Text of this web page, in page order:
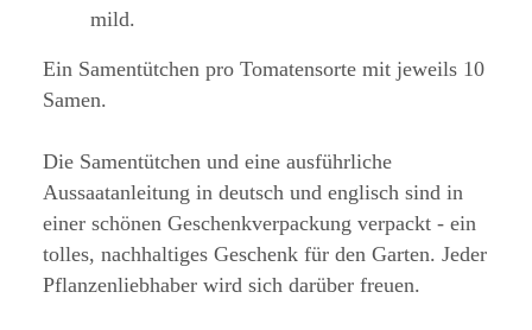
mild.
Ein Samentütchen pro Tomatensorte mit jeweils 10
Samen.
Die Samentütchen und eine ausführliche
Aussaatanleitung in deutsch und englisch sind in
einer schönen Geschenkverpackung verpackt - ein
tolles, nachhaltiges Geschenk für den Garten. Jeder
Pflanzenliebhaber wird sich darüber freuen.